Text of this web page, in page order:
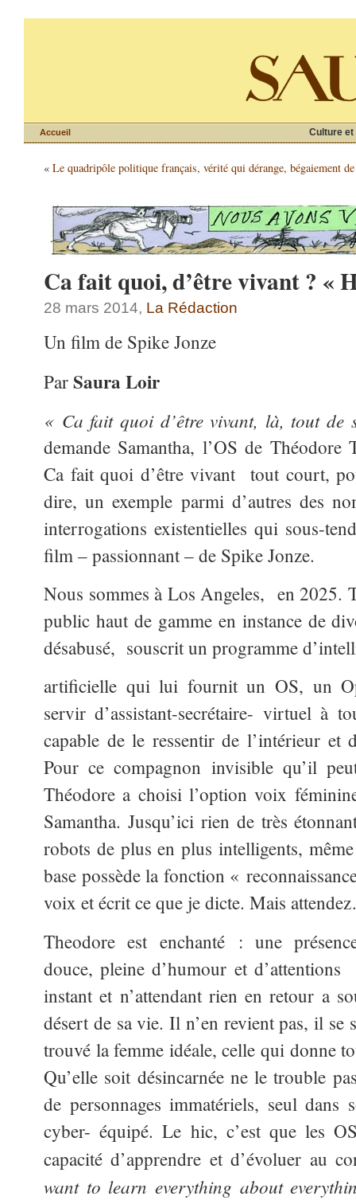
Culture et
Accueil
« Le quadripôle politique français, vérité qui dérange, bégaiement
Ca fait quoi, d’être vivant ? «
28 mars 2014, La Rédaction
Un film de Spike Jonze
ParSaura Loir
« Ca fait quoi d’être vivant, là, tout de
demande Samantha, l’OS de Théodore
Ca fait quoi d’être vivant tout court,
dire, un exemple parmi d’autres des
interrogations existentielles qui sous-
film – passionnant – de Spike Jonze.
Nous sommes à Los Angeles, en 2025.
public haut de gamme en instance de
désabusé, souscrit un programme
artificielle qui lui fournit un OS, un
servir d’assistant-secrétaire- virtuel à
capable de le ressentir de l’intérieur et
Pour ce compagnon invisible qu’il
Théodore a choisi l’option voix
Samantha. Jusqu’ici rien de très
robots de plus en plus intelligents,
base possède la fonction «
voix et écrit ce que je dicte. Mais
Theodore est enchanté : une
douce, pleine d’humour et
instant et n’attendant rien en retour a
désert de sa vie. Il n’en revient pas, il
trouvé la femme idéale, celle qui donne
Qu’elle soit désincarnée ne le trouble
de personnages immatériels, seul dans
cyber- équipé. Le hic, c’est que les
capacité d’apprendre et d’évoluer au
want to learn everything about